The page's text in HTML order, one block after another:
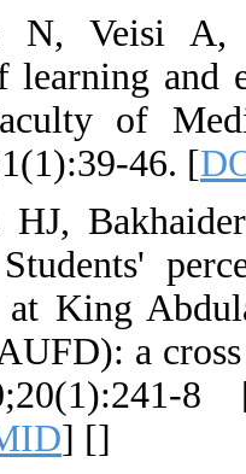
23. Namnik
perception of
Behbahan
Monit.
24. Sabbagh
Bader MU.
environment
Dentistry
Educ.
02165-7